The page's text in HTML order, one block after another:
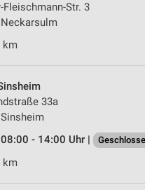
Fleischmann-Str. 3
km
33a
- 14:00 Uhr |
km